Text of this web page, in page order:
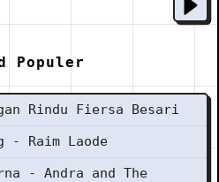
Populer
Rindu Fiersa Besari
- Raim Laode
- Andra and The